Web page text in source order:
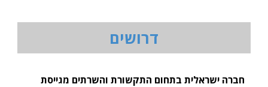
דרושים
חברה ישראלית בתחום התקשורת והשרתים מגייסת